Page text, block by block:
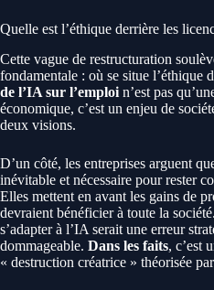
Quelle est l’éthique derrière les
Cette vague de restructuration
fondamentale : où se situe l’éthique
de l’IA sur l’emploi n’est pas
économique, c’est un enjeu de
deux visions.
D’un côté, les entreprises arguent
inévitable et nécessaire pour rester
Elles mettent en avant les gains de
devraient bénéficier à toute la
s’adapter à l’IA serait une erreur
dommageable. Dans les faits, c’est
« destruction créatrice » théorisée